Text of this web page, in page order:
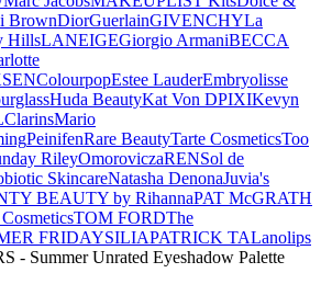
BrownDiorGuerlainGIVENCHYLa
HillsLANEIGEGiorgio ArmaniBECCA
ColourpopEstee LauderEmbryolisse
Huda BeautyKat Von DPIXIKevyn
ClarinsMario
PeinifenRare BeautyTarte CosmeticsToo
RileyOmoroviczaRENSol de
SkincareNatasha DenonaJuvia's
BEAUTY by RihannaPAT McGRATH
TOM FORDThe
FRIDAYSILIAPATRICK TALanolips
- Summer Unrated Eyeshadow Palette